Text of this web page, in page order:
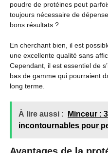
poudre de protéines peut
toujours nécessaire de
bons résultats ?
En cherchant bien, il est
une excellente qualité sans
Cependant, il est essentiel de
bas de gamme qui pourraient
long terme.
À lire aussi :
Minceur :
incontournables pour